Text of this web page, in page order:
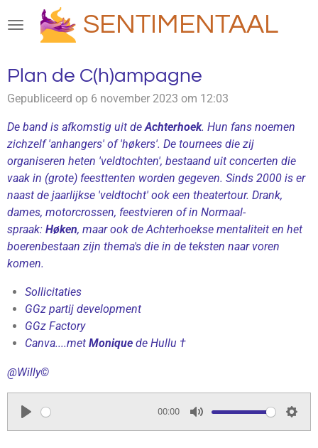
direct
de
hoofdinhoud
SENTIMENTAAL
Plan de C(h)ampagne
Gepubliceerd op 6 november 2023 om 12:03
De band is afkomstig uit deAchterhoek. Hun fans noemen
zichzelf 'anhangers' of 'høkers'. De tournees die zij
organiseren heten 'veldtochten', bestaand uit concerten die
vaak in (grote) feesttenten worden gegeven. Sinds 2000 is er
naast de jaarlijkse 'veldtocht' ook een theatertour. Drank,
dames, motorcrossen, feestvieren of in Normaal-
spraak: Høken, maar ook de Achterhoekse mentaliteit en het
boerenbestaan zijn thema's die in de teksten naar voren
komen.
Sollicitaties
GGz partij development
GGz Factory
Canva....met Moniquede Hullu †
@Willy©
P
00:00
M
S